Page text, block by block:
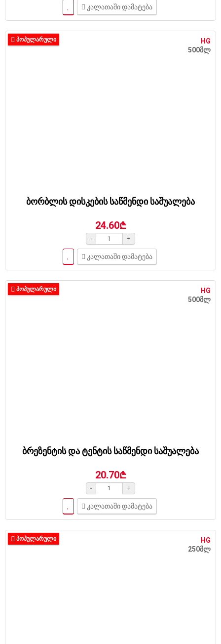
კალათაში დამატება
HG
500მლ
ᲞᲝᲞᲣᲚᲐᲠᲣᲚᲘ
ბორბლის დისკების საწმენდი საშუალება
24.60₾
- +
კალათაში დამატება
HG
500მლ
ᲞᲝᲞᲣᲚᲐᲠᲣᲚᲘ
ბრეზენტის და ტენტის საწმენდი საშუალება
20.70₾
- +
კალათაში დამატება
HG
250მლ
ᲞᲝᲞᲣᲚᲐᲠᲣᲚᲘ